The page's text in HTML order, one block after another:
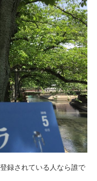
録されている人なら誰で